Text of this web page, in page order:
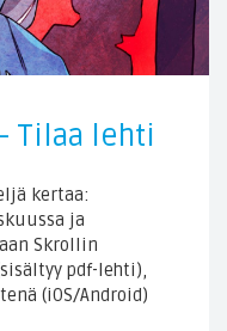
Tilaa lehti
kertaa:
ja
Skrollin
pdf-lehti),
(iOS/Android)